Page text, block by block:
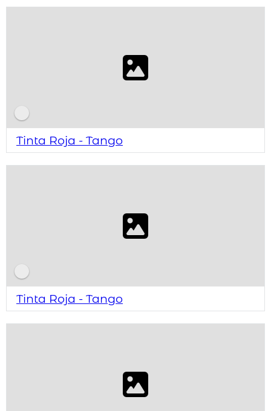
Tinta Roja - Tango
Tinta Roja - Tango